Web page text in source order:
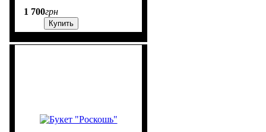
1 700грн
Купить